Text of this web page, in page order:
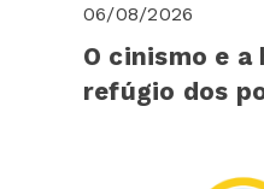
06/08/2026
O cinismo e
refúgio dos